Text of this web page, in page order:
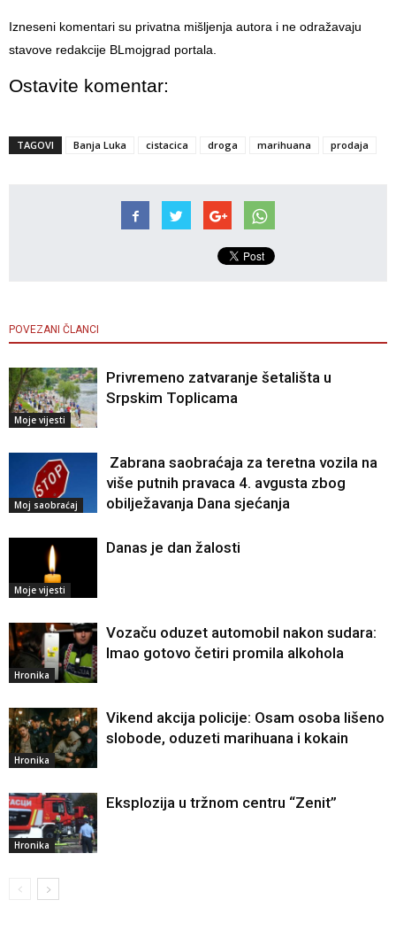
Izneseni komentari su privatna mišljenja autora i ne odražavaju
stavove redakcije BLmojgrad portala.
Ostavite komentar:
TAGOVI Banja Luka cistacica droga marihuana prodaja
POVEZANI ČLANCI
Moje vijesti
Privremeno zatvaranje šetališta u
Srpskim Toplicama
Moj saobraćaj
Zabrana saobraćaja za teretna vozila na
više putnih pravaca 4. avgusta zbog
obilježavanja Dana sjećanja
Moje vijesti
Danas je dan žalosti
Hronika
Vozaču oduzet automobil nakon sudara:
Imao gotovo četiri promila alkohola
Hronika
Vikend akcija policije: Osam osoba lišeno
slobode, oduzeti marihuana i kokain
Hronika
Eksplozija u tržnom centru “Zenit”